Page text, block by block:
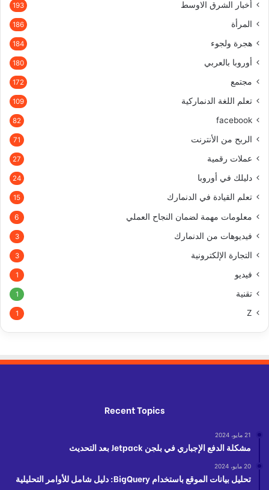
أخبار الشرق الاوسط 193
المرأة 186
هجرة ولجوء 184
أوروبا بالعربي 180
مجتمع 172
تعلم اللغة الدنماركية 109
facebook
82
الربح من الأنترنت 71
عملات رقمية 27
دليلك في أوروبا 24
تعلم القيادة في الدنمارك 15
معلومات مهمة لضمان النجاح العملي 6
فيديوهات من الدنمارك 3
التجارة الإلكترونية 3
فيديو 1
تقنية 1
Z
1
Recent Topics
21 مايو، 2024
مشكلة الدفع الإجباري في بلجن Jetpack بعد التحديث
20 مايو، 2024
تحليل بيانات الموقع باستخدام BigQuery: دليل شامل للأوامر التحليلية